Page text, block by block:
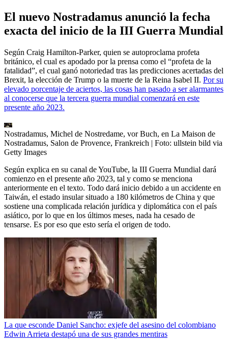
El nuevo Nostradamus anunció la fecha
exacta del inicio de la III Guerra Mundial
Según Craig Hamilton-Parker, quien se autoproclama profeta
británico, el cual es apodado por la prensa como el “profeta de la
fatalidad”, el cual ganó notoriedad tras las predicciones acertadas del
Brexit, la elección de Trump o la muerte de la Reina Isabel II. Por su
elevado porcentaje de aciertos, las cosas han pasado a ser alarmantes
al conocerse que la tercera guerra mundial comenzará en este
presente año 2023.
Nostradamus, Michel de Nostredame, vor Buch, en La Maison de
Nostradamus, Salon de Provence, Frankreich | Foto: ullstein bild via
Getty Images
Según explica en su canal de YouTube, la III Guerra Mundial dará
comienzo en el presente año 2023, tal y como se menciona
anteriormente en el texto. Todo dará inicio debido a un accidente en
Taiwán, el estado insular situado a 180 kilómetros de China y que
sostiene una complicada relación jurídica y diplomática con el país
asiático, por lo que en los últimos meses, nada ha cesado de
tensarse. Es por eso que esto sería el origen de todo.
La que esconde Daniel Sancho: exjefe del asesino del colombiano
Edwin Arrieta destapó una de sus grandes mentiras